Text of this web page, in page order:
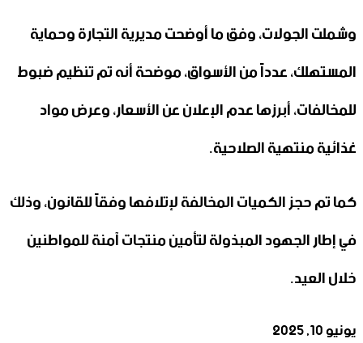
وشملت الجولات، وفق ما أوضحت مديرية التجارة وحماية
المستهلك، عدداً من الأسواق، موضحة أنه تم تنظيم ضبوط
للمخالفات، أبرزها عدم الإعلان عن الأسعار، وعرض مواد
غذائية منتهية الصلاحية.
كما تم حجز الكميات المخالفة لإتلافها وفقاً للقانون، وذلك
في إطار الجهود المبذولة لتأمين منتجات آمنة للمواطنين
خلال العيد.
يونيو 10, 2025